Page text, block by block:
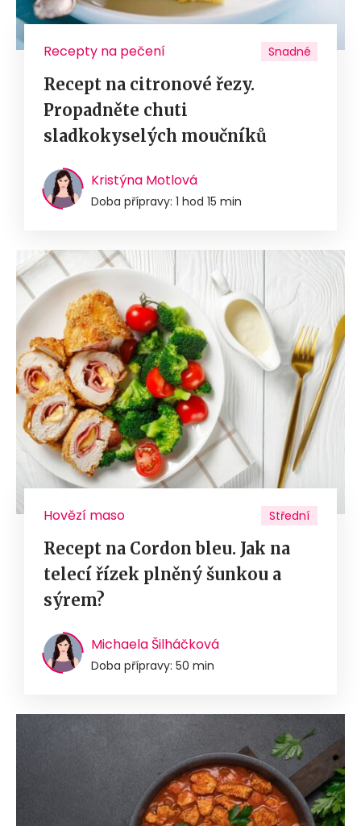
Recepty na pečení Snadné
Recept na citronové řezy.
Propadněte chuti
sladkokyselých moučníků
Kristýna Motlová
Doba přípravy: 1 hod 15 min
Hovězí maso Střední
Recept na Cordon bleu. Jak na
telecí řízek plněný šunkou a
sýrem?
Michaela Šilháčková
Doba přípravy: 50 min